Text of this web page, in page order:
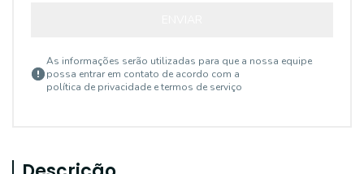
As informações serão utilizadas para que a nossa equipe
possa entrar em contato de acordo com a
política de privacidade e termos de serviço